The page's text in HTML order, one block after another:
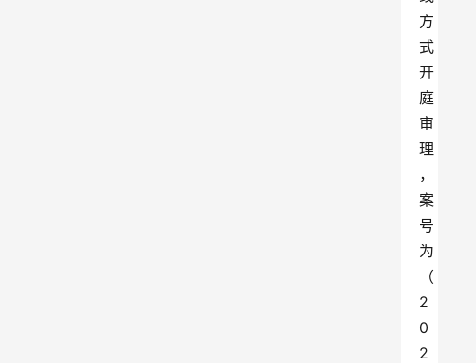
方
式
开
庭
审
理
，
案
号
为
（
2
0
2